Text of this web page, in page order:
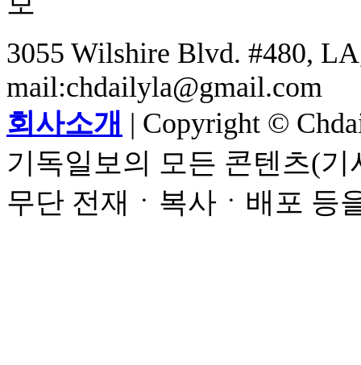
3055 Wilshire Blvd. #480,
mail:chdailyla@gmail.com
회사소개 | Copyright ©
기독일보의 모든 콘텐츠(
무단 전재ㆍ복사ㆍ배포 등